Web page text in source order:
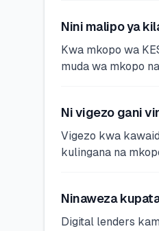
Nini malipo ya
Kwa mkopo wa
muda wa mkopo
Ni vigezo gani
Vigezo kwa
kulingana na
Ninaweza
Digital lenders